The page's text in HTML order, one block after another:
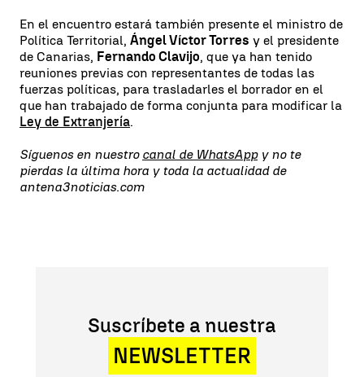
En el encuentro estará también presente el ministro de
Política Territorial, Ángel Víctor Torres y el presidente
de Canarias, Fernando Clavijo, que ya han tenido
reuniones previas con representantes de todas las
fuerzas políticas, para trasladarles el borrador en el
que han trabajado de forma conjunta para modificar la
Ley de Extranjería.
Síguenos en nuestro canal de WhatsAppy no te
pierdas la última hora y toda la actualidad de
antena3noticias.com
Suscríbete a nuestra
NEWSLETTER